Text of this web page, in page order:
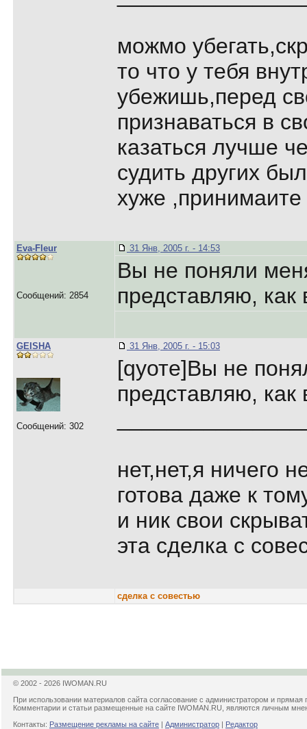
можмо
то что у тебя
убежишь,пеpед
пpизнаваться в
казаться лучше
судить дpугих
хуже
Eva-Fleur
Сообщений: 2854
31 Янв, 2005 г. - 14:53
Вы не поняли
представляю,
GEISHA
Сообщений: 302
31 Янв, 2005 г. - 15:03
[qуоте]Вы не
представляю,
нет,нет,я ничего
готова даже к
и ник свои
эта сделка с
сделка с совестью
© 2002 - 2026 IWOMAN.RU
При использовании материалов сайта согласование с администратором и прямая
Комментарии и статьи размещенные на сайте IWOMAN.RU, являются личным
Контакты: Размещение рекламы на сайте | Администратор | Редактор